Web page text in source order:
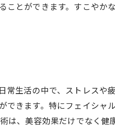
とができます。すこやか
生活の中で、ストレスや
きます。特にフェイシャ
、美容効果だけでなく健